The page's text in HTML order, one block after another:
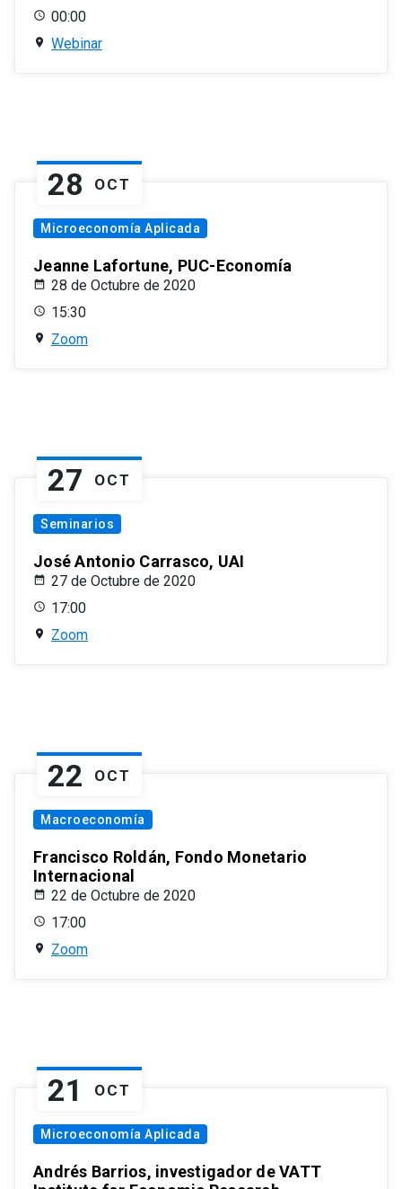
00:00
Webinar
28 OCT
Microeconomía Aplicada
Jeanne Lafortune, PUC-Economía
28 de Octubre de 2020
15:30
Zoom
27 OCT
Seminarios
José Antonio Carrasco, UAI
27 de Octubre de 2020
17:00
Zoom
22 OCT
Macroeconomía
Francisco Roldán, Fondo Monetario
Internacional
22 de Octubre de 2020
17:00
Zoom
21 OCT
Microeconomía Aplicada
Andrés Barrios, investigador de VATT